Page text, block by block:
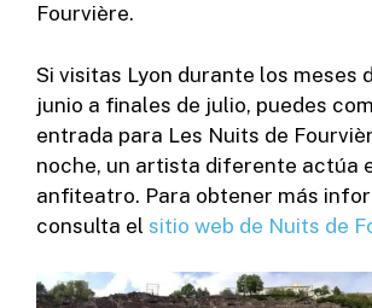
Fourvière.
Si visitas Lyon durante los meses
junio a finales de julio, puedes
entrada para Les Nuits de
noche, un artista diferente actúa
anfiteatro. Para obtener más
consulta el sitio web de Nuits de